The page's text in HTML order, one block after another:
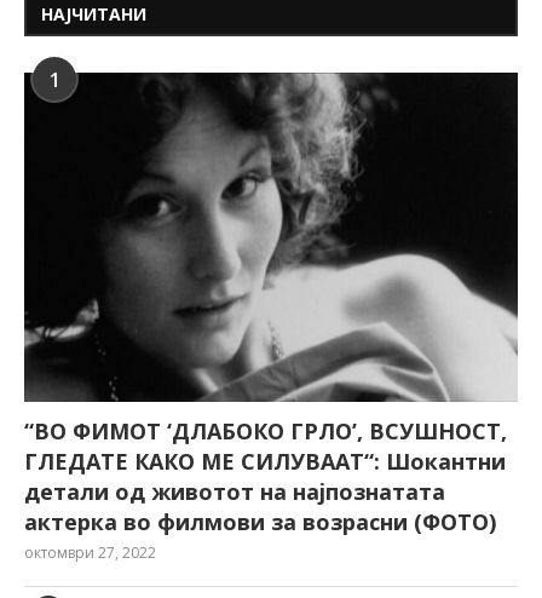
НАЈЧИТАНИ
1
“ВО ФИМОТ ‘ДЛАБОКО ГРЛО’, ВСУШНОСТ,
ГЛЕДАТЕ КАКО МЕ СИЛУВААТ“: Шокантни
детали од животот на најпознатата
актерка во филмови за возрасни (ФОТО)
октомври 27, 2022